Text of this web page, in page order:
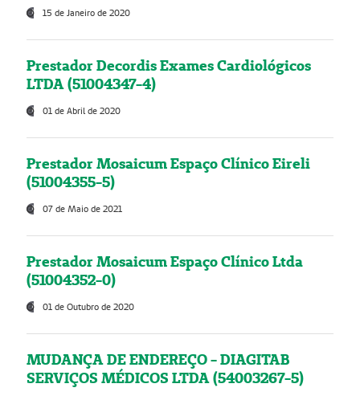
15 de Janeiro de 2020
Prestador Decordis Exames Cardiológicos
LTDA (51004347-4)
01 de Abril de 2020
Prestador Mosaicum Espaço Clínico Eireli
(51004355-5)
07 de Maio de 2021
Prestador Mosaicum Espaço Clínico Ltda
(51004352-0)
01 de Outubro de 2020
MUDANÇA DE ENDEREÇO - DIAGITAB
SERVIÇOS MÉDICOS LTDA (54003267-5)